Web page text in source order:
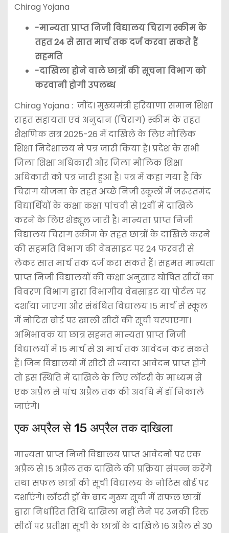
Chirag Yojana
-मान्यता प्राप्त निजी विद्यालय चिराग स्कीम के
तहत 24 से सात मार्च तक दर्ज करवा सकते हैं
सहमति
-दाखिला होने वाले छात्रों की सूचना विभाग को
करवानी होगी उपलब्ध
Chirag Yojana : जींद। मुख्यमंत्री हरियाणा समान शिक्षा
राहत सहायता एवं अनुदान (चिराग) स्कीम के तहत
शैक्षणिक सत्र 2025-26 में दाखिले के लिए मौलिक
शिक्षा निदेशालय ने पत्र जारी किया है। प्रदेश के सभी
जिला शिक्षा अधिकारी और जिला मौलिक शिक्षा
अधिकारी को पत्र जारी हुआ है। पत्र में कहा गया है कि
चिराग योजना के तहत अच्छे निजी स्कूलों में जरूरतमंद
विद्यार्थियों के कक्षा कक्षा पांचवी से 12वीं में दाखिले
करने के लिए शेड्यूल जारी है। मान्यता प्राप्त निजी
विद्यालय चिराग स्कीम के तहत छात्रों के दाखिले करने
की सहमति विभाग की वेबसाइट पर 24 फरवरी से
लेकर सात मार्च तक दर्ज करा सकते हैं। सहमत मान्यता
प्राप्त निजी विद्यालयों की कक्षा अनुसार घोषित सीटों का
विवरण विभाग द्वारा विभागीय वेबसाइट या पोर्टल पर
दर्शाया जाएगा और संबंधित विद्यालय 15 मार्च से स्कूल
में नोटिस बोर्ड पर खाली सीटों की सूची चस्पाएगा।
अभिभावक या छात्र सहमत मान्यता प्राप्त निजी
विद्यालयों में 15 मार्च से 31 मार्च तक आवेदन कर सकते
हैं। जिन विद्यालयों में सीटीं से ज्यादा आवेदन प्राप्त होंगे
तो इस स्थिति में दाखिले के लिए लॉटरी के माध्यम से
एक अप्रैल से पांच अप्रैल तक की अवधि में डॉ निकाले
जाएंगे।
एक अप्रैल से 15 अप्रैल तक दाखिला
मान्यता प्राप्त निजी विद्यालय प्राप्त आवेदनों पर एक
अप्रैल से 15 अप्रैल तक दाखिले की प्रक्रिया संपन्न करेंगे
तथा सफल छात्रों की सूची विद्यालय के नोटिस बोर्ड पर
दर्शाएंगे। लॉटरी ड्रॉ के बाद मुख्य सूची में सफल छात्रों
द्वारा निर्धारित तिथि दाखिला नहीं लेने पर उनकी रिक्त
सीटों पर प्रतीक्षा सूची के छात्रों के दाखिले 16 अप्रैल से 30